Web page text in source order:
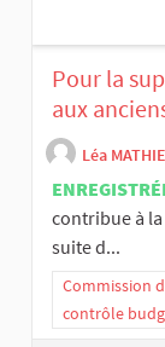
Pour la
aux
Léa
contribue à
suite d...
Commission
contrôle